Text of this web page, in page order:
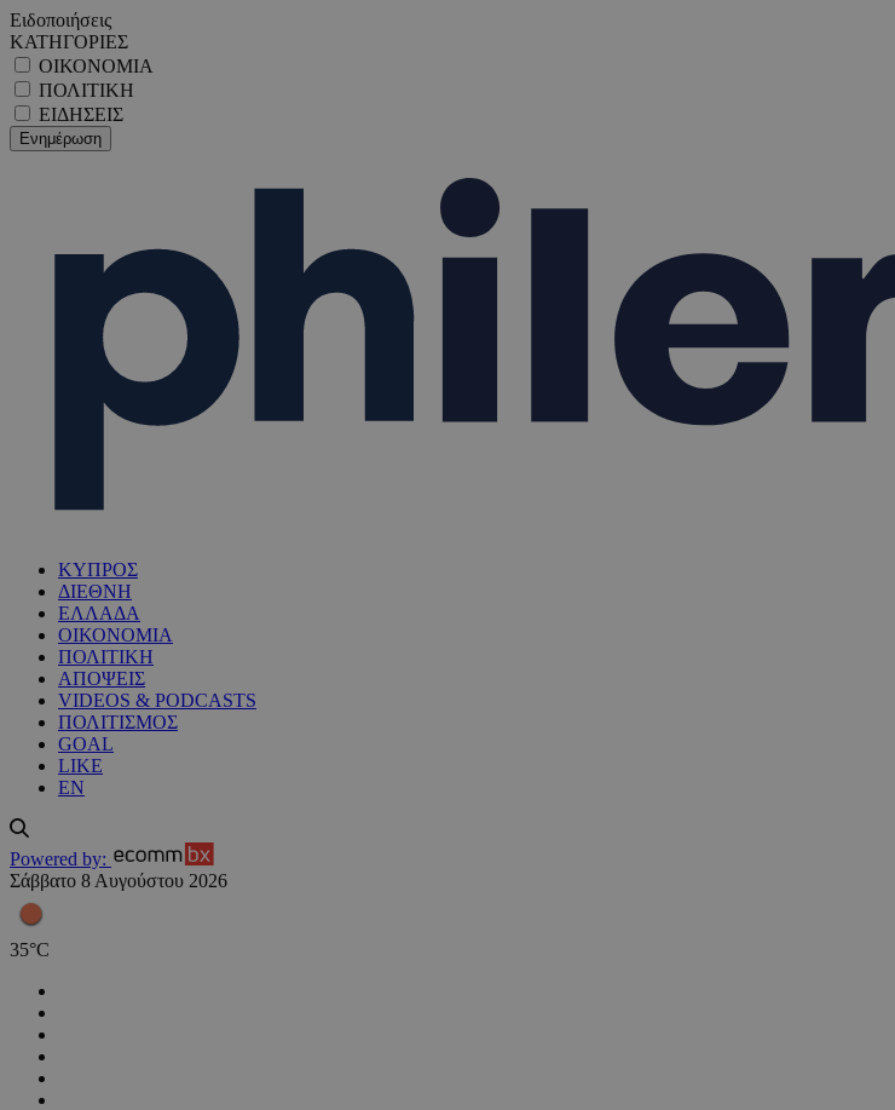
Ειδοποιήσεις
ΚΑΤΗΓΟΡΙΕΣ
ΟΙΚΟΝΟΜΙΑ
ΠΟΛΙΤΙΚΗ
ΕΙΔΗΣΕΙΣ
ΚΥΠΡΟΣ
ΔΙΕΘΝΗ
ΕΛΛΑΔΑ
ΟΙΚΟΝΟΜΙΑ
ΠΟΛΙΤΙΚΗ
ΑΠΟΨΕΙΣ
VIDEOS & PODCASTS
ΠΟΛΙΤΙΣΜΟΣ
GOAL
LIKE
EN
Powered by:
Σάββατο 8 Αυγούστου 2026
35°C